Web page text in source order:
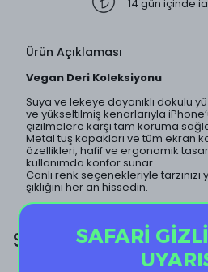
14 gün içinde
Ürün Açıklaması
Vegan Deri Koleksiyonu
Suya ve lekeye dayanıklı dokulu
ve yükseltilmiş kenarlarıyla
çizilmelere karşı tam koruma
Metal tuş kapakları ve tüm ekran
özellikleri, hafif ve ergonomik
kullanımda konfor sunar.
Canlı renk seçenekleriyle tarzınızı
şıklığını her an hissedin.
SİZE ÖZEL EKSTRA
SAFARİ